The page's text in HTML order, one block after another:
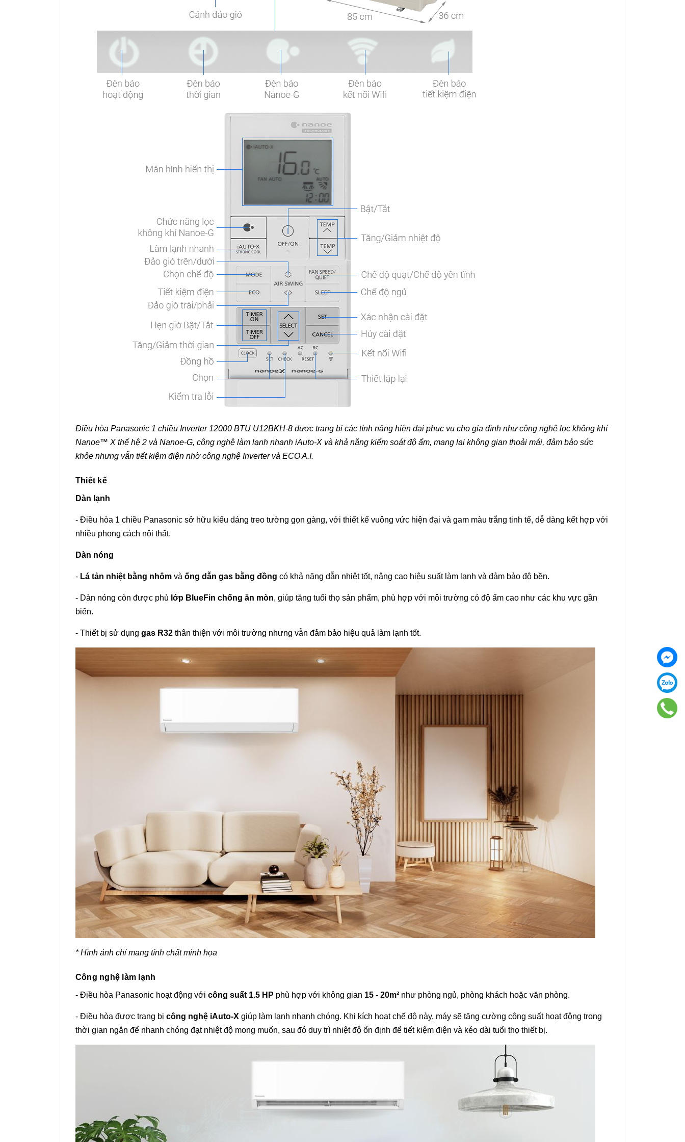
Điều hòa Panasonic 1 chiều Inverter 12000 BTU U12BKH-8 được trang bị các tính năng hiện đại phục vụ cho gia đình như công nghệ lọc không khí
Nanoe™ X thế hệ 2 và Nanoe-G, công nghệ làm lạnh nhanh iAuto-X và khả năng kiểm soát độ ẩm, mang lại không gian thoải mái, đảm bảo sức
khỏe nhưng vẫn tiết kiệm điện nhờ công nghệ Inverter và ECO A.I.
Thiết kế
Dàn lạnh
- Điều hòa 1 chiều Panasonic sở hữu kiểu dáng treo tường gọn gàng, với thiết kế vuông vức hiện đại và gam màu trắng tinh tế, dễ dàng kết hợp với
nhiều phong cách nội thất.
Dàn nóng
- Lá tản nhiệt bằng nhôm và ống dẫn gas bằng đồng có khả năng dẫn nhiệt tốt, nâng cao hiệu suất làm lạnh và đảm bảo độ bền.
- Dàn nóng còn được phủ lớp BlueFin chống ăn mòn, giúp tăng tuổi thọ sản phẩm, phù hợp với môi trường có độ ẩm cao như các khu vực gần
biển.
- Thiết bị sử dụng gas R32 thân thiện với môi trường nhưng vẫn đảm bảo hiệu quả làm lạnh tốt.
* Hình ảnh chỉ mang tính chất minh họa
Công nghệ làm lạnh
- Điều hòa Panasonic hoạt động với công suất 1.5 HP phù hợp với không gian 15 - 20m² như phòng ngủ, phòng khách hoặc văn phòng.
- Điều hòa được trang bị công nghệ iAuto-X giúp làm lạnh nhanh chóng. Khi kích hoạt chế độ này, máy sẽ tăng cường công suất hoạt động trong
thời gian ngắn để nhanh chóng đạt nhiệt độ mong muốn, sau đó duy trì nhiệt độ ổn định để tiết kiệm điện và kéo dài tuổi thọ thiết bị.